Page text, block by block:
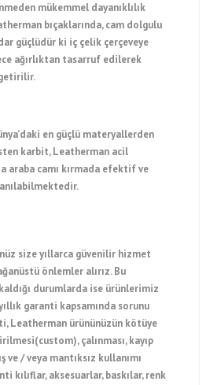
mükemmel dayanıklılık
bıçaklarında, cam dolgulu
güçlüdür ki iç çelik çerçeveye
ağırlıktan tasarruf edilerek
en güçlü materyallerden
karbit, Leatherman acil
araba camı kırmada efektif ve
size yıllarca güvenilir hizmet
önlemler alırız. Bu
durumlarda ise ürünlerimiz
garanti kapsamında sorunu
Leatherman ürününüzün kötüye
çalınması, kayıp
ve / veya mantıksız kullanımı
kılıflar, aksesuarlar, baskılar, renk